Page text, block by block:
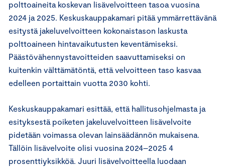
polttoaineita koskevan lisävelvoitteen tasoa vuosina
2024 ja 2025. Keskuskauppakamari pitää ymmärrettävänä
esitystä jakeluvelvoitteen kokonaistason laskusta
polttoaineen hintavaikutusten keventämiseksi.
Päästövähennystavoitteiden saavuttamiseksi on
kuitenkin välttämätöntä, että velvoitteen taso kasvaa
edelleen portaittain vuotta 2030 kohti.
Keskuskauppakamari esittää, että hallitusohjelmasta ja
esityksestä poiketen jakeluvelvoitteen lisävelvoite
pidetään voimassa olevan lainsäädännön mukaisena.
Tällöin lisävelvoite olisi vuosina 2024–2025 4
prosenttiyksikköä. Juuri lisävelvoitteella luodaan